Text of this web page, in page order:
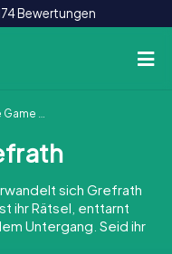
Bewertungen
Grefrath
sich Grefrath
ihr Rätsel, enttarnt
Untergang. Seid ihr